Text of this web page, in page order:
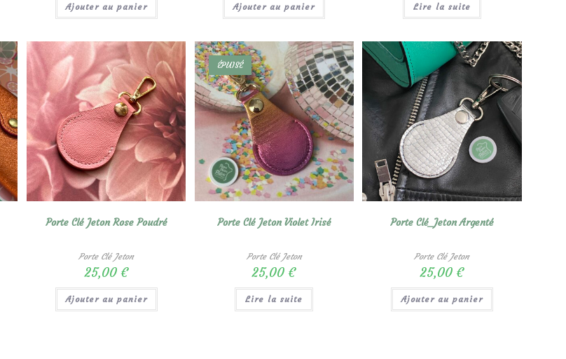
Ajouter au panier Ajouter au panier Lire la suite
Porte Clé Jeton Rose Poudré
Porte Clé Jeton
25,00 €
Ajouter au panier
ÉPUISÉ
Porte Clé Jeton Violet Irisé
Porte Clé Jeton
25,00€
Lire la suite
Porte Clé_Jeton Argenté
Porte Clé Jeton
25,00 €
Ajouter au panier